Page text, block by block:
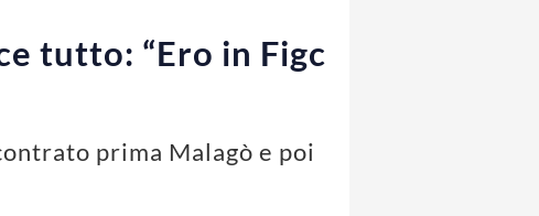
tutto: “Ero in Figc
prima Malagò e poi